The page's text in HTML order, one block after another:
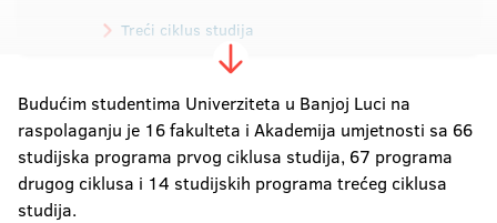
Treći ciklus studija
Budućim studentima Univerziteta u Banjoj Luci na
raspolaganju je 16 fakulteta i Akademija umjetnosti sa 66
studijska programa prvog ciklusa studija, 67 programa
drugog ciklusa i 14 studijskih programa trećeg ciklusa
studija.